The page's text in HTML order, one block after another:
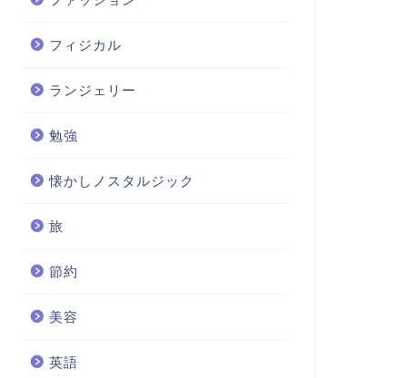
フィジカル
ランジェリー
勉強
懐かしノスタルジック
旅
節約
美容
英語